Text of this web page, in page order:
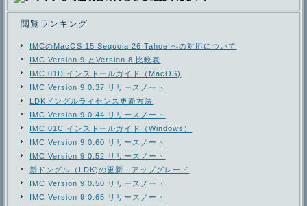
閲覧ランキング
IMCのMacOS 15 Sequoia 26 Tahoe への対応について
IMC Version 9 とVersion 8 比較表
IMC 01D インストールガイド（MacOS)
IMC Version 9.0.37 リリースノート
LDKドングルライセンス更新方法
IMC Version 9.0.44 リリースノート
IMC 01C インストールガイド（Windows）
IMC Version 9.0.60 リリースノート
IMC Version 9.0.52 リリースノート
新ドングル（LDK)の更新・アップグレード
IMC Version 9.0.50 リリースノート
IMC Version 9.0.65 リリースノート